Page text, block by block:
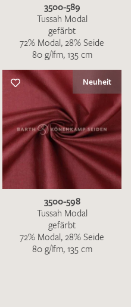
3500-589
Tussah Modal
gefärbt
72% Modal, 28% Seide
80 g/lfm, 135 cm
Neuheit
3500-598
Tussah Modal
gefärbt
72% Modal, 28% Seide
80 g/lfm, 135 cm